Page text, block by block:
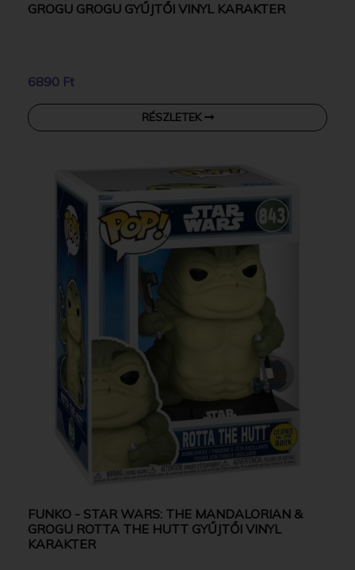
GROGU GROGU GYŰJTŐI VINYL KARAKTER
6890 Ft
RÉSZLETEK
FUNKO - STAR WARS: THE MANDALORIAN &
GROGU ROTTA THE HUTT GYŰJTŐI VINYL
KARAKTER